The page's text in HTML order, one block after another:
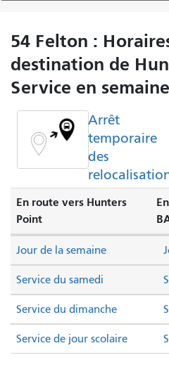
54 Felton :
destination de
Service en semaine
Arrêt
temporaire
des
En route vers Hunters
Point
Service du samedi
Service du dimanche
Jour de la semaine
Service de jour scolaire